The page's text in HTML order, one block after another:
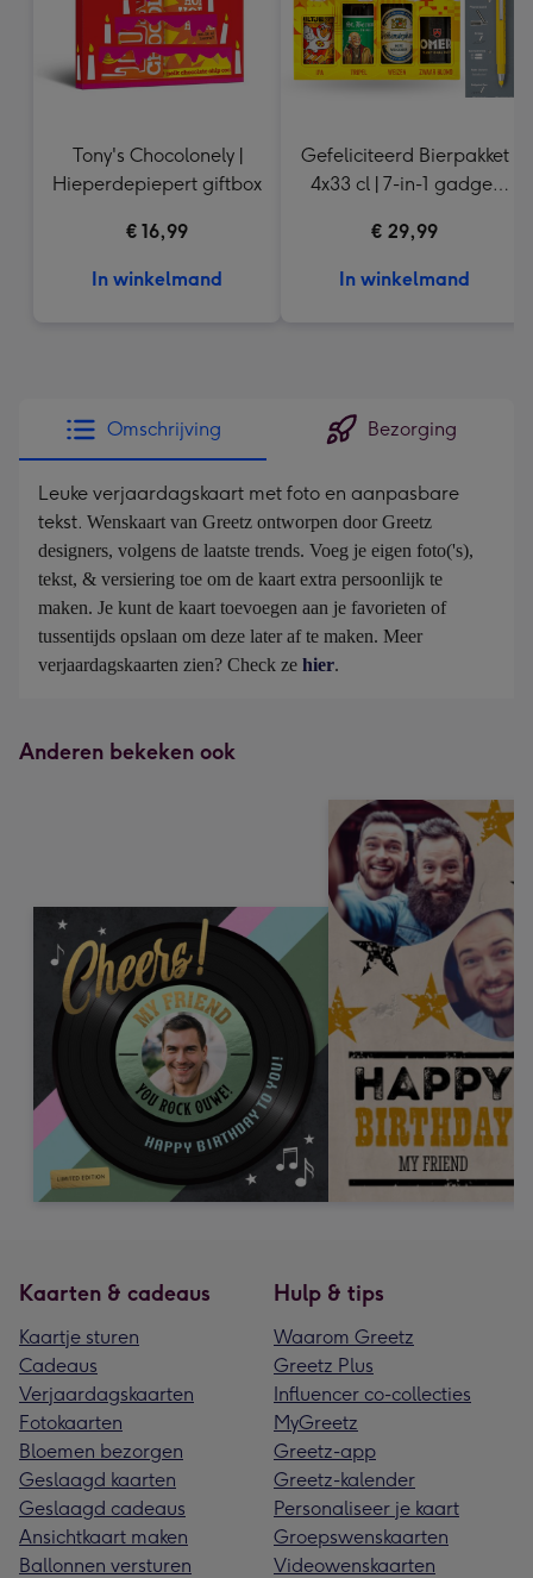
Tony's Chocolonely |
Hieperdepiepert giftbox
€ 16,99
In winkelmand
Gefeliciteerd Bierpakket
4x33 cl | 7-in-1 gadget
€ 29,99
In winkelmand
Omschrijving Bezorging
Leuke verjaardagskaart met foto en aanpasbare
tekst. Wenskaart van Greetz ontworpen door Greetz
designers, volgens de laatste trends. Voeg je eigen foto('s),
tekst, & versiering toe om de kaart extra persoonlijk te
maken. Je kunt de kaart toevoegen aan je favorieten of
tussentijds opslaan om deze later af te maken. Meer
verjaardagskaarten zien? Check ze hier.
Anderen bekeken ook
Kaarten & cadeaus
Kaartje sturen
Cadeaus
Verjaardagskaarten
Fotokaarten
Bloemen bezorgen
Geslaagd kaarten
Geslaagd cadeaus
Ansichtkaart maken
Ballonnen versturen
Hulp & tips
Waarom Greetz
Greetz Plus
Influencer co-collecties
MyGreetz
Greetz-app
Greetz-kalender
Personaliseer je kaart
Groepswenskaarten
Videowenskaarten